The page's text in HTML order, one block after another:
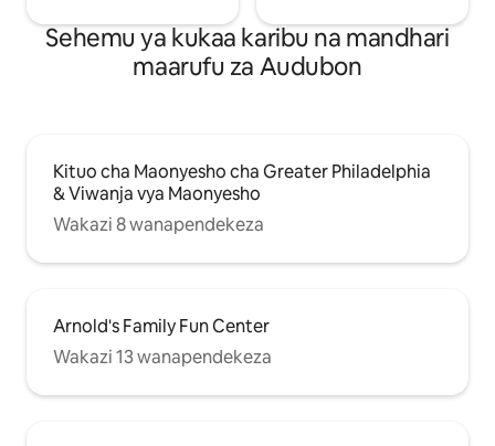
Sehemu ya kukaa karibu na mandhari
maarufu za Audubon
Kituo cha Maonyesho cha Greater Philadelphia
& Viwanja vya Maonyesho
Wakazi 8 wanapendekeza
Arnold's Family Fun Center
Wakazi 13 wanapendekeza